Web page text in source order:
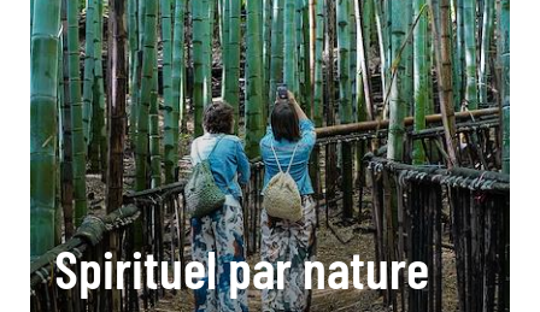
Spirituel par nature